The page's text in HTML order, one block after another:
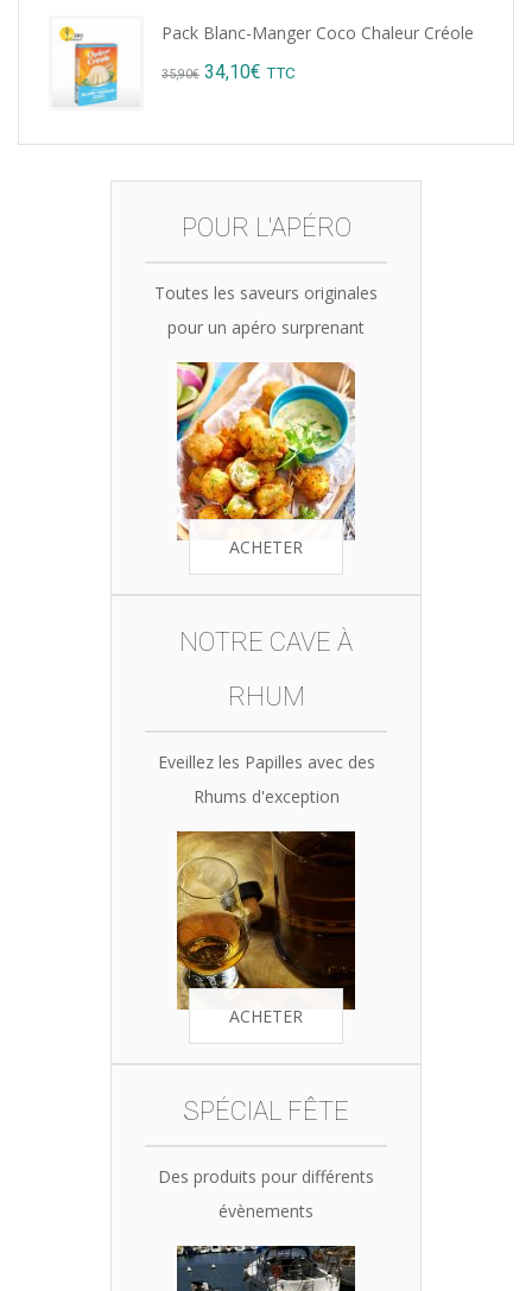
Pack Blanc-Manger Coco Chaleur Créole
35,90€ Original
was:
35,90€.
34,10€ Current
is:
34,10€.
TTC
POUR L'APÉRO
Toutes les saveurs originales
pour un apéro surprenant
ACHETER
NOTRE CAVE À
RHUM
Eveillez les Papilles avec des
Rhums d'exception
ACHETER
SPÉCIAL FÊTE
Des produits pour différents
évènements